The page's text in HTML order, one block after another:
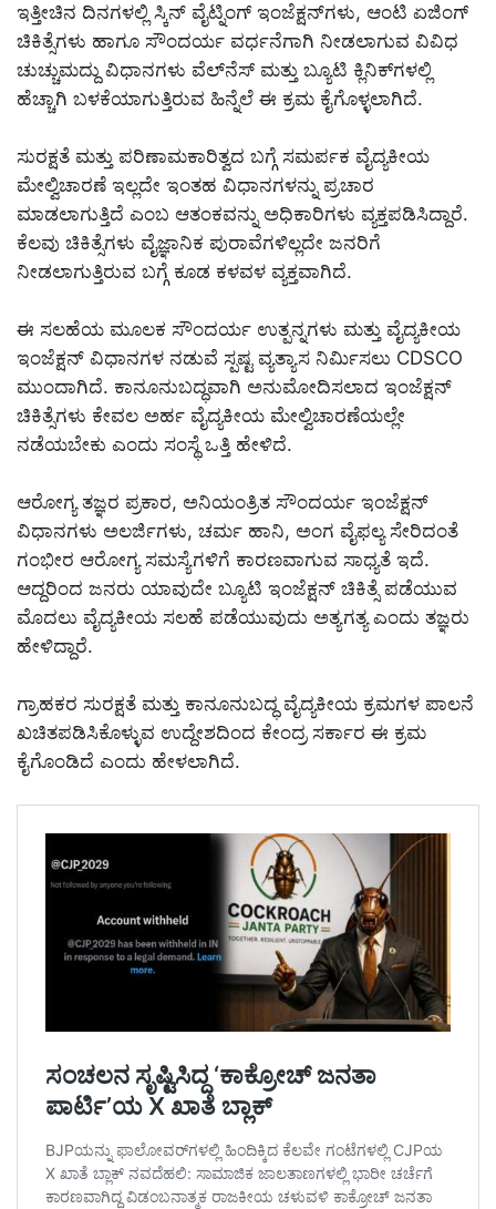
ಇತ್ತೀಚಿನ ದಿನಗಳಲ್ಲಿ ಸ್ಕಿನ್ ವೈಟ್ನಿಂಗ್ ಇಂಜೆಕ್ಷನ್‌ಗಳು, ಆಂಟಿ ಏಜಿಂಗ್
ಚಿಕಿತ್ಸೆಗಳು ಹಾಗೂ ಸೌಂದರ್ಯ ವರ್ಧನೆಗಾಗಿ ನೀಡಲಾಗುವ ವಿವಿಧ
ಚುಚ್ಚುಮದ್ದು ವಿಧಾನಗಳು ವೆಲ್‌ನೆಸ್ ಮತ್ತು ಬ್ಯೂಟಿ ಕ್ಲಿನಿಕ್‌ಗಳಲ್ಲಿ
ಹೆಚ್ಚಾಗಿ ಬಳಕೆಯಾಗುತ್ತಿರುವ ಹಿನ್ನೆಲೆ ಈ ಕ್ರಮ ಕೈಗೊಳ್ಳಲಾಗಿದೆ.
ಸುರಕ್ಷತೆ ಮತ್ತು ಪರಿಣಾಮಕಾರಿತ್ವದ ಬಗ್ಗೆ ಸಮರ್ಪಕ ವೈದ್ಯಕೀಯ
ಮೇಲ್ವಿಚಾರಣೆ ಇಲ್ಲದೇ ಇಂತಹ ವಿಧಾನಗಳನ್ನು ಪ್ರಚಾರ
ಮಾಡಲಾಗುತ್ತಿದೆ ಎಂಬ ಆತಂಕವನ್ನು ಅಧಿಕಾರಿಗಳು ವ್ಯಕ್ತಪಡಿಸಿದ್ದಾರೆ.
ಕೆಲವು ಚಿಕಿತ್ಸೆಗಳು ವೈಜ್ಞಾನಿಕ ಪುರಾವೆಗಳಿಲ್ಲದೇ ಜನರಿಗೆ
ನೀಡಲಾಗುತ್ತಿರುವ ಬಗ್ಗೆ ಕೂಡ ಕಳವಳ ವ್ಯಕ್ತವಾಗಿದೆ.
ಈ ಸಲಹೆಯ ಮೂಲಕ ಸೌಂದರ್ಯ ಉತ್ಪನ್ನಗಳು ಮತ್ತು ವೈದ್ಯಕೀಯ
ಇಂಜೆಕ್ಷನ್ ವಿಧಾನಗಳ ನಡುವೆ ಸ್ಪಷ್ಟ ವ್ಯತ್ಯಾಸ ನಿರ್ಮಿಸಲು CDSCO
ಮುಂದಾಗಿದೆ. ಕಾನೂನುಬದ್ಧವಾಗಿ ಅನುಮೋದಿಸಲಾದ ಇಂಜೆಕ್ಷನ್
ಚಿಕಿತ್ಸೆಗಳು ಕೇವಲ ಅರ್ಹ ವೈದ್ಯಕೀಯ ಮೇಲ್ವಿಚಾರಣೆಯಲ್ಲೇ
ನಡೆಯಬೇಕು ಎಂದು ಸಂಸ್ಥೆ ಒತ್ತಿ ಹೇಳಿದೆ.
ಆರೋಗ್ಯ ತಜ್ಞರ ಪ್ರಕಾರ, ಅನಿಯಂತ್ರಿತ ಸೌಂದರ್ಯ ಇಂಜೆಕ್ಷನ್
ವಿಧಾನಗಳು ಅಲರ್ಜಿಗಳು, ಚರ್ಮ ಹಾನಿ, ಅಂಗ ವೈಫಲ್ಯ ಸೇರಿದಂತೆ
ಗಂಭೀರ ಆರೋಗ್ಯ ಸಮಸ್ಯೆಗಳಿಗೆ ಕಾರಣವಾಗುವ ಸಾಧ್ಯತೆ ಇದೆ.
ಆದ್ದರಿಂದ ಜನರು ಯಾವುದೇ ಬ್ಯೂಟಿ ಇಂಜೆಕ್ಷನ್ ಚಿಕಿತ್ಸೆ ಪಡೆಯುವ
ಮೊದಲು ವೈದ್ಯಕೀಯ ಸಲಹೆ ಪಡೆಯುವುದು ಅತ್ಯಗತ್ಯ ಎಂದು ತಜ್ಞರು
ಹೇಳಿದ್ದಾರೆ.
ಗ್ರಾಹಕರ ಸುರಕ್ಷತೆ ಮತ್ತು ಕಾನೂನುಬದ್ಧ ವೈದ್ಯಕೀಯ ಕ್ರಮಗಳ ಪಾಲನೆ
ಖಚಿತಪಡಿಸಿಕೊಳ್ಳುವ ಉದ್ದೇಶದಿಂದ ಕೇಂದ್ರ ಸರ್ಕಾರ ಈ ಕ್ರಮ
ಕೈಗೊಂಡಿದೆ ಎಂದು ಹೇಳಲಾಗಿದೆ.